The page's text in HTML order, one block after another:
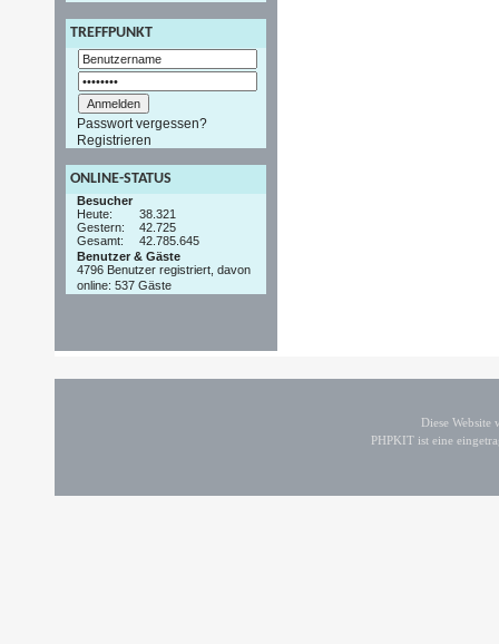
TREFFPUNKT
Passwort vergessen?
Registrieren
ONLINE-STATUS
Besucher
Heute:
38.321
Gestern:
42.725
Gesamt:
42.785.645
Benutzer & Gäste
4796 Benutzer registriert, davon
online: 537 Gäste
Diese
PHPKIT ist eine